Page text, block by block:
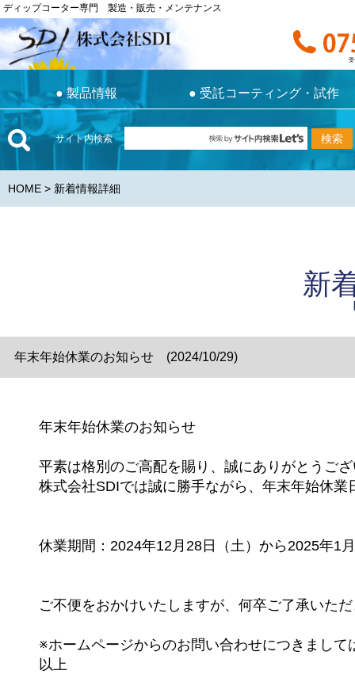
ディップコーター専門 製造・販売・メンテナンス
受
●製品情報 ● 受託コーティング・試作
ディップコーター専門 製造・販売・メンテナンス
受付時間
●製品情報 受託コーティング・試作
サイト内検索
HOME> 新着情報詳細
新
年末年始休業のお知らせ (2024/10/29)
年末年始休業のお知らせ
平素は格別のご高配を賜り、誠にありがとうご
株式会社SDIでは誠に勝手ながら、年末年始休
休業期間：2024年12月28日（土）から2025年1
ご不便をおかけいたしますが、何卒ご了承いた
※ホームページからのお問い合わせにつきまし
以上